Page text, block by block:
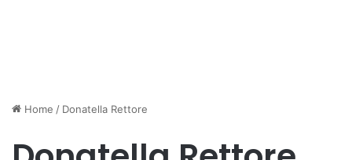
Home / Donatella Rettore